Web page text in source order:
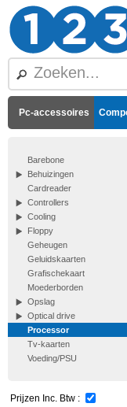
Pc-accessoires
Barebone
Behuizingen
Cardreader
Controllers
Cooling
Floppy
Geheugen
Geluidskaarten
Grafischekaart
Moederborden
Opslag
Optical drive
Processor
Tv-kaarten
Voeding/PSU
Prijzen Inc. Btw :